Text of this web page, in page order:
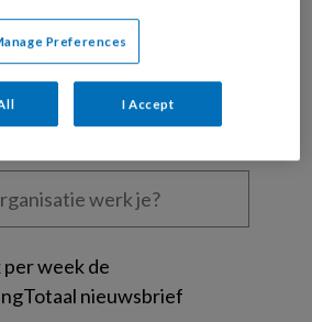
*
week de
nieuwsbrief
Preferences
I Accept